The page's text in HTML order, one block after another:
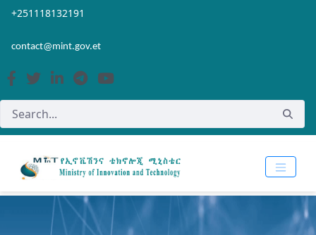
Skip to Main Content
Open Accessibility Menu
+251118132191
contact@mint.gov.et